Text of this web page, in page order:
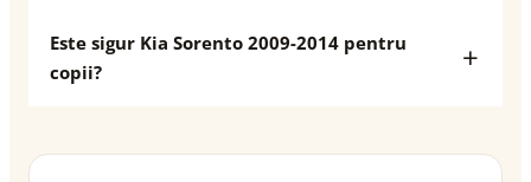
Este sigur Kia Sorento 2009-2014 pentru
copii?